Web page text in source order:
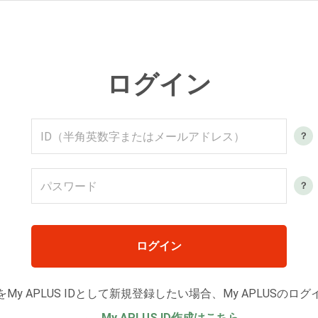
ログイン
ログイン
My APLUS IDとして新規登録したい場合、My APLUSのログ